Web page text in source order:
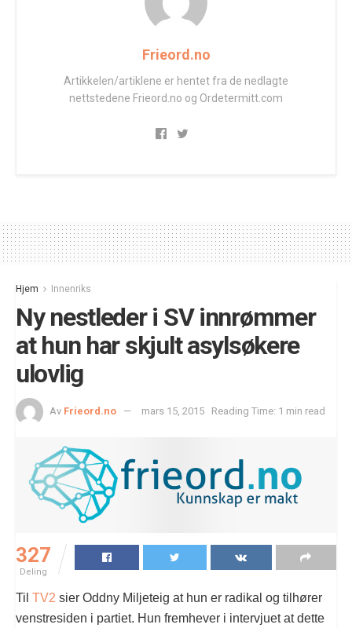
Frieord.no
Artikkelen/artiklene er hentet fra de nedlagte
nettstedene Frieord.no og Ordetermitt.com
Hjem Innenriks
Ny nestleder i SV innrømmer
at hun har skjult asylsøkere
ulovlig
Av Frieord.no mars 15, 2015 Reading Time: 1 min read
327
Deling
Til TV2 sier Oddny Miljeteig at hun er radikal og tilhører
venstresiden i partiet. Hun fremhever i intervjuet at dette